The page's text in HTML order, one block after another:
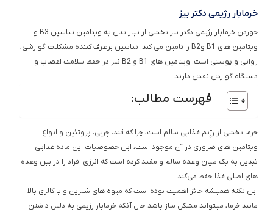
خرمابار رژیمی دکتر بیز
خوردن خرمابار رژیمی دکتر بیز بخشی از نیاز بدن به ویتامین نیاسین B3 و
ویتامین های B1 وB2 را تامین می کند. نیاسین برطرف کننده مشکلات گوارشی،
روانی و پوستی است. ویتامین های B1 و B2 نیز در حفظ سلامت اعصاب و
دستگاه گوارش نقش دارند.
فهرست مطالب:
خرما بخشی از رژِیم غذایی سالم است، چرا که قند، چربی، پروتئین و انواع
ویتامین های ضروری در آن موجود است، این خصوصیات این ماده غذایی
تبدیل به یک میان وعده سالم و مفید کرده است که انرژی افراد را در بین وعده
های اصلی غذا حفظ می‌کند.
این نکته همیشه حائز اهمیت بوده است که میوه های شیرین و با کالری بالا
مانند خرما، میتواند مشکل ساز باشد حال آنکه خرمابار رژیمی به دلیل داشتن